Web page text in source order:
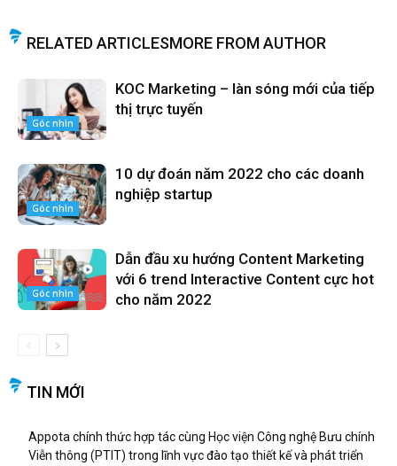
RELATED ARTICLESMORE FROM AUTHOR
Góc nhìn
KOC Marketing – làn sóng mới của tiếp
thị trực tuyến
Góc nhìn
10 dự đoán năm 2022 cho các doanh
nghiệp startup
Góc nhìn
Dẫn đầu xu hướng Content Marketing
với 6 trend Interactive Content cực hot
cho năm 2022
TIN MỚI
Appota chính thức hợp tác cùng Học viện Công nghệ Bưu chính
Viễn thông (PTIT) trong lĩnh vực đào tạo thiết kế và phát triển